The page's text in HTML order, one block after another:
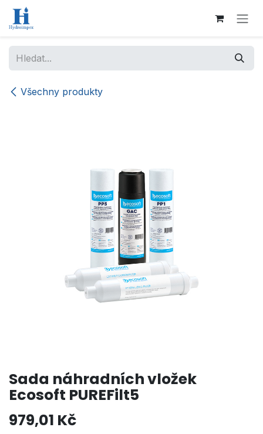
Přejít na obsah
Všechny produkty
Sada náhradních vložek
Ecosoft PUREFilt5
979,01 Kč